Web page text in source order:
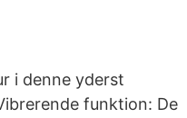
i denne yderst
funktion: De